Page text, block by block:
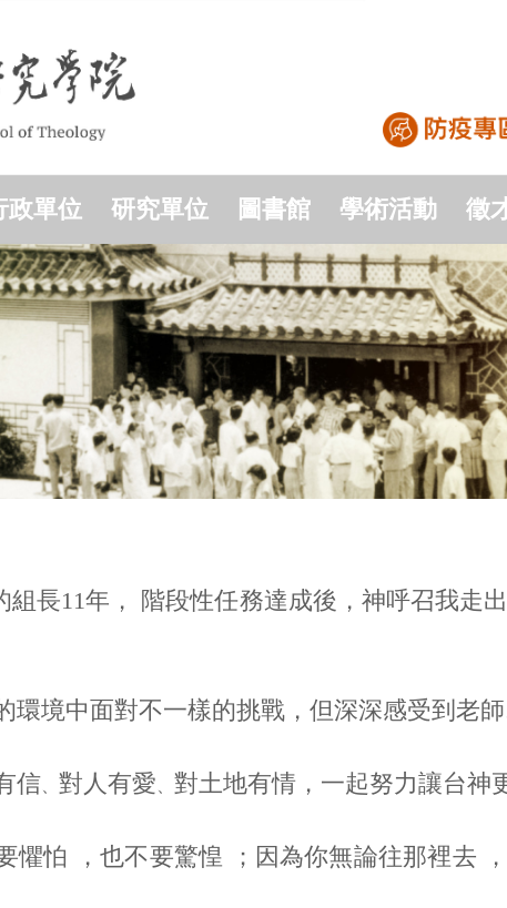
政單位 研究單位 圖書館 學術活動 徵
組長11年， 階段性任務達成後，神呼召我走
環境中面對不一樣的挑戰，但深深感受到老師
信 對人有愛 對土地有情，一起努力讓台神
怕 ，也不要驚惶 ；因為你無論往那裡去